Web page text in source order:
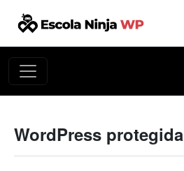
WordPress protegida